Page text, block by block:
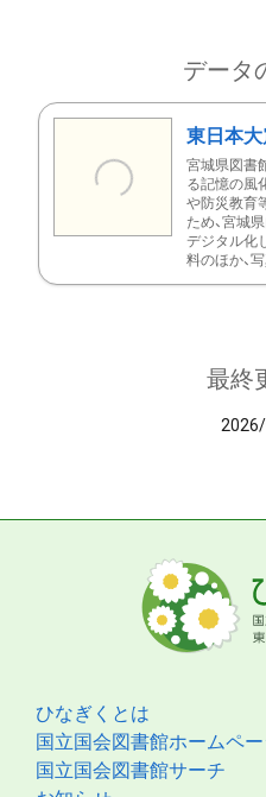
データ
東日本
宮城県図書
る記憶の風
や防災教育
ため、宮城
デジタル化
料のほか、
最終
ひなぎくとは
国立国会図書館ホームペ
国立国会図書館サーチ